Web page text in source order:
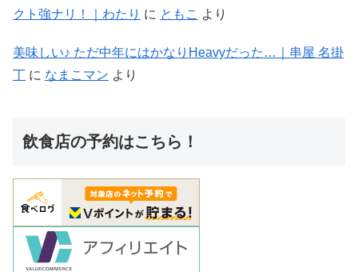
クト強ナリ！｜わたり に ともこ より
美味しい♪ ただ中年にはかなりHeavyだった…｜串屋 名掛
丁 に なまこマン より
飲食店の予約はこちら！